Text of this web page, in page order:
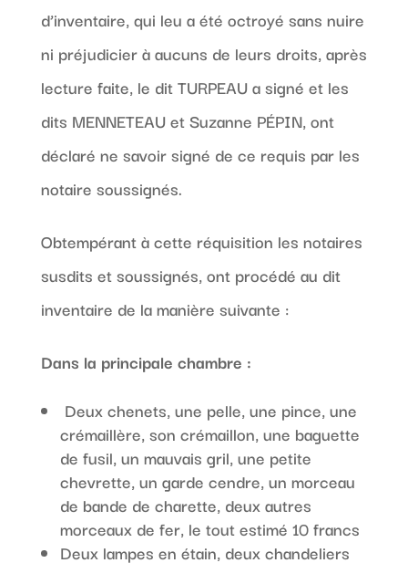
d’inventaire, qui leu a été octroyé sans nuire
ni préjudicier à aucuns de leurs droits, après
lecture faite, le dit TURPEAU a signé et les
dits MENNETEAU et Suzanne PÉPIN, ont
déclaré ne savoir signé de ce requis par les
notaire soussignés.
Obtempérant à cette réquisition les notaires
susdits et soussignés, ont procédé au dit
inventaire de la manière suivante :
Dans la principale chambre :
Deux chenets, une pelle, une pince, une
crémaillère, son crémaillon, une baguette
de fusil, un mauvais gril, une petite
chevrette, un garde cendre, un morceau
de bande de charette, deux autres
morceaux de fer, le tout estimé 10 francs
Deux lampes en étain, deux chandeliers